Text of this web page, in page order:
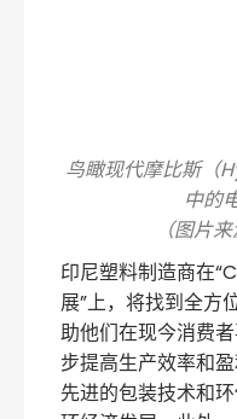
鸟瞰现代摩比斯（
中的
（图片
印尼塑料制造商在
展”上，将找到全方
助他们在现今消费
步提高生产效率和
先进的包装技术和